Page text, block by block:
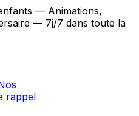
— Animations,
— 7j/7 dans toute la
rappel